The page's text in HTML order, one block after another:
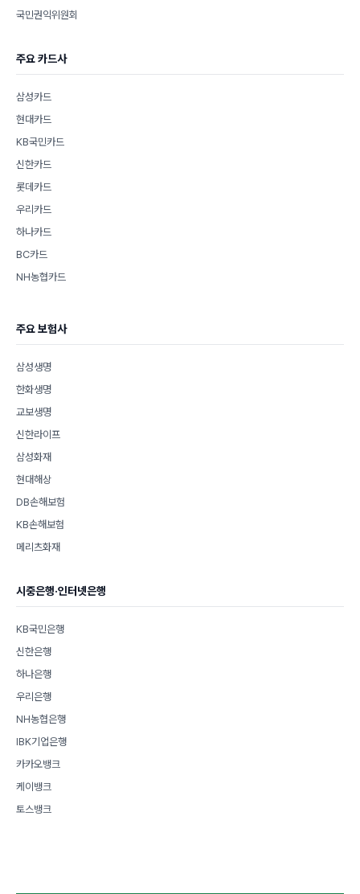
국민권익위원회
주요 카드사
삼성카드
현대카드
KB국민카드
신한카드
롯데카드
우리카드
하나카드
BC카드
NH농협카드
주요 보험사
삼성생명
한화생명
교보생명
신한라이프
삼성화재
현대해상
DB손해보험
KB손해보험
메리츠화재
시중은행·인터넷은행
KB국민은행
신한은행
하나은행
우리은행
NH농협은행
IBK기업은행
카카오뱅크
케이뱅크
토스뱅크